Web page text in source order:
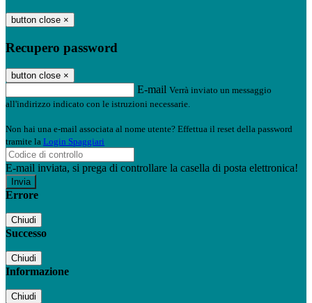
button close ×
Recupero password
button close ×
E-mail Verrà inviato un messaggio
all'indirizzo indicato con le istruzioni necessarie.
Non hai una e-mail associata al nome utente? Effettua il reset della password
tramite la Login Spaggiari
E-mail inviata, si prega di controllare la casella di posta elettronica!
Errore
Chiudi
Successo
Chiudi
Informazione
Chiudi